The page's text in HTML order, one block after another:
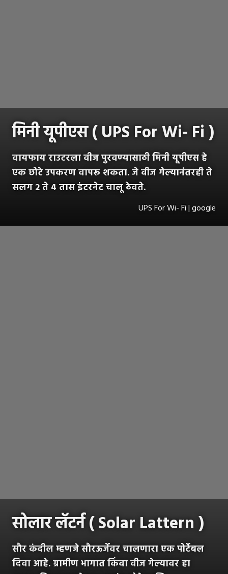
मिनी यूपीएस ( UPS For Wi- Fi )
वायफाय राउटरला वीज पुरवण्यासाठी मिनी यूपीएस हे
एक छोटे उपकरण वापरू शकता. जे वीज गेल्यानंतरही ते
सलग २ ते ४ तास इंटरनेट चालू ठेवते.
UPS For Wi- Fi | google
सोलार लॅटर्न ( Solar Lattern )
सौर कंदील म्हणजे सौरऊर्जेवर चालणारा एक पोर्टेबल
दिवा आहे. ग्रामीण भागात किंवा वीज गेल्यावर हा